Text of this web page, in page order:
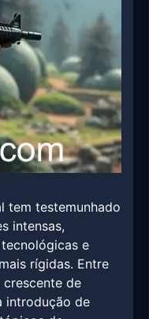
tem testemunhado
intensas,
e
rígidas. Entre
de
introdução de